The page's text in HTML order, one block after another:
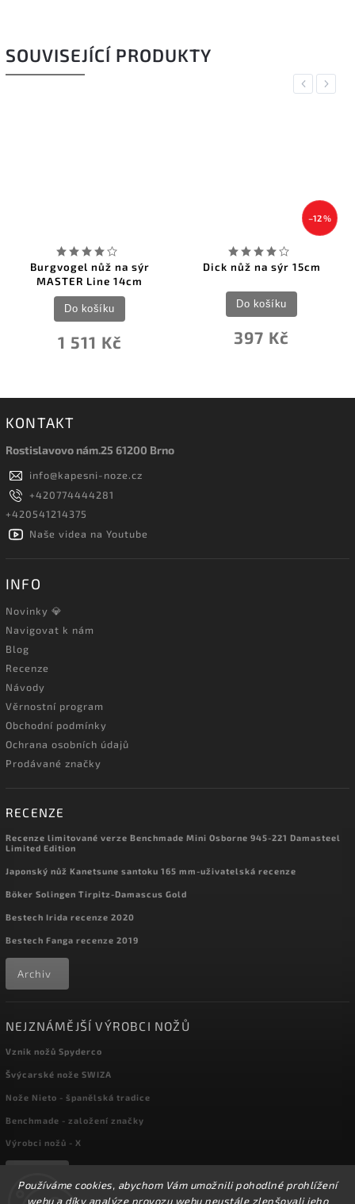
Používáme cookies, abychom Vám umožnili pohodlné prohlížení
webu a díky analýze provozu webu neustále zlepšovali jeho
SOUVISEJÍCÍ PRODUKTY
Previous
Burgvogel nůž na sýr
MASTER Line 14cm
1 511 Kč
Do košíku
–12 %
Dick nůž na sýr 15cm
397 Kč
Do košíku
Next
KONTAKT
Rostislavovo nám.25 61200 Brno
info@kapesni-noze.cz
+420774444281
+420541214375
Naše videa na Youtube
INFO
Novinky 💎
Navigovat k nám
Blog
Recenze
Návody
Věrnostní program
Obchodní podmínky
Ochrana osobních údajů
Prodávané značky
RECENZE
Recenze limitované verze Benchmade Mini Osborne 945-221 Damasteel
Limited Edition
Japonský nůž Kanetsune santoku 165 mm-uživatelská recenze
Böker Solingen Tirpitz-Damascus Gold
Bestech Irida recenze 2020
Bestech Fanga recenze 2019
Archiv
NEJZNÁMĚJŠÍ VÝROBCI NOŽŮ
Vznik nožů Spyderco
Švýcarské nože SWIZA
Nože Nieto - španělská tradice
Benchmade - založení značky
Výrobci nožů - X